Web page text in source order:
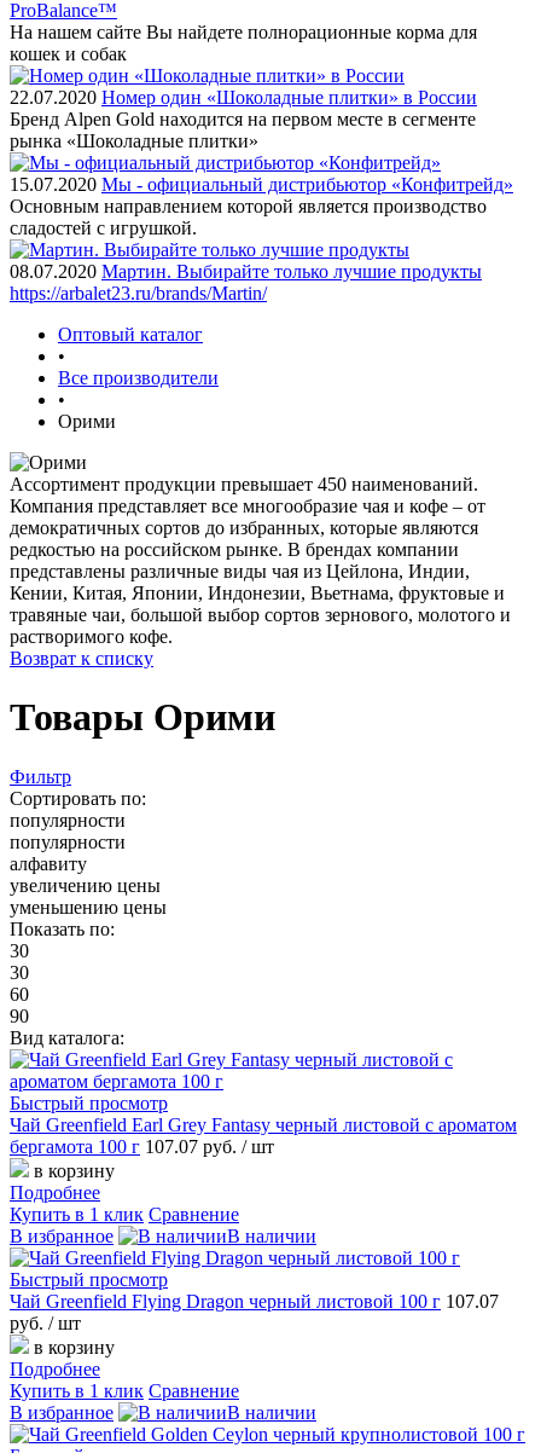
ProBalance™
На нашем сайте Вы найдете полнорационные корма для
кошек и собак
22.07.2020 Номер один «Шоколадные плитки» в России
Бренд Alpen Gold находится на первом месте в сегменте
рынка «Шоколадные плитки»
15.07.2020 Мы - официальный дистрибьютор «Конфитрейд»
Основным направлением которой является производство
сладостей с игрушкой.
08.07.2020 Мартин. Выбирайте только лучшие продукты
https://arbalet23.ru/brands/Martin/
Оптовый каталог
•
Все производители
•
Орими
Ассортимент продукции превышает 450 наименований.
Компания представляет все многообразие чая и кофе – от
демократичных сортов до избранных, которые являются
редкостью на российском рынке. В брендах компании
представлены различные виды чая из Цейлона, Индии,
Кении, Китая, Японии, Индонезии, Вьетнама, фруктовые и
травяные чаи, большой выбор сортов зернового, молотого и
растворимого кофе.
Возврат к списку
Товары Орими
Фильтр
Сортировать по:
популярности
популярности
алфавиту
увеличению цены
уменьшению цены
Показать по:
30
30
60
90
Вид каталога:
Быстрый просмотр
Чай Greenfield Earl Grey Fantasy черный листовой с ароматом
бергамота 100 г 107.07 руб. / шт
в корзину
Подробнее
Купить в 1 клик Сравнение
В избранное
В наличии
Быстрый просмотр
Чай Greenfield Flying Dragon черный листовой 100 г 107.07
руб. / шт
в корзину
Подробнее
Купить в 1 клик Сравнение
В избранное
В наличии